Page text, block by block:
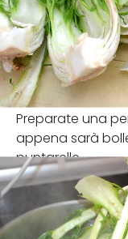
Preparate una
appena sarà
puntarelle.